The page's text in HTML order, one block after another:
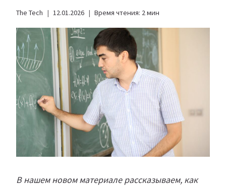
The Tech 12.01.2026 Время чтения: 2мин
В нашем новом материале рассказываем, как